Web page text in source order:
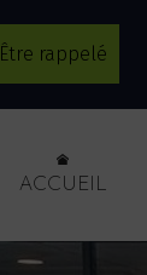
Être rappelé
ACCUEIL